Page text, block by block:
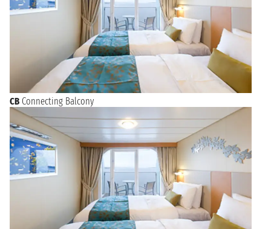
CB Connecting Balcony